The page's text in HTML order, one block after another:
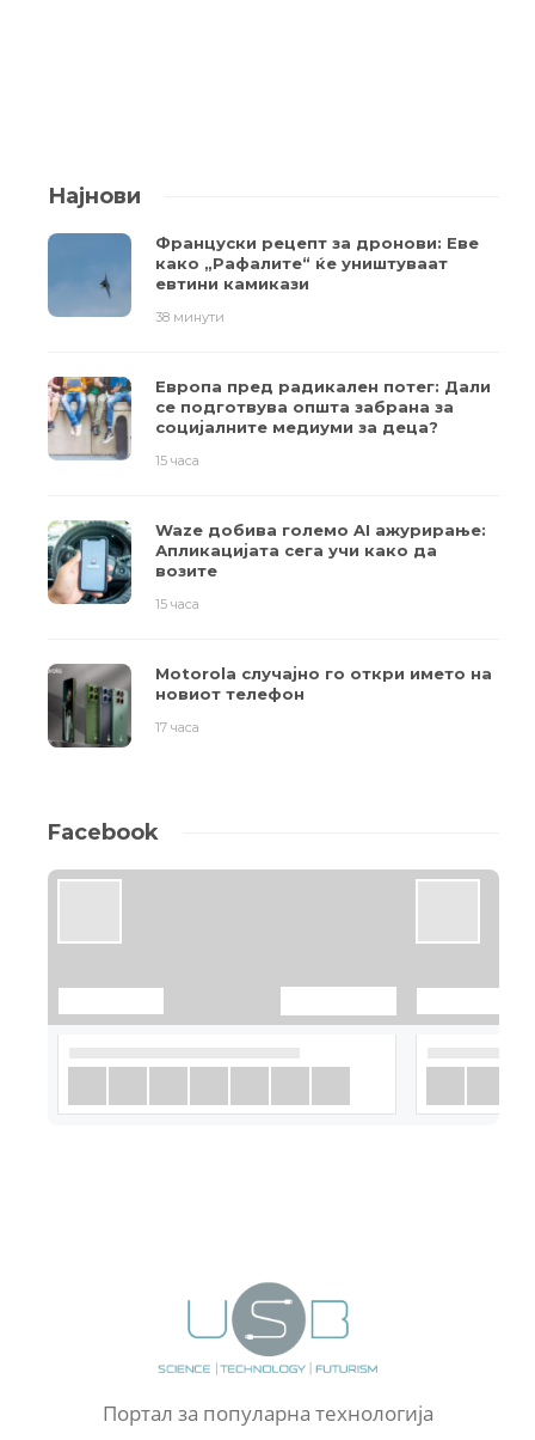
Најнови
Француски рецепт за дронови: Еве
како „Рафалите“ ќе уништуваат
евтини камикази
38 минути
Европа пред радикален потег: Дали
се подготвува општа забрана за
социјалните медиуми за деца?
15 часа
Waze добива големо AI ажурирање:
Апликацијата сега учи како да
возите
15 часа
Motorola случајно го откри името на
новиот телефон
17 часа
Facebook
Портал за популарна технологија